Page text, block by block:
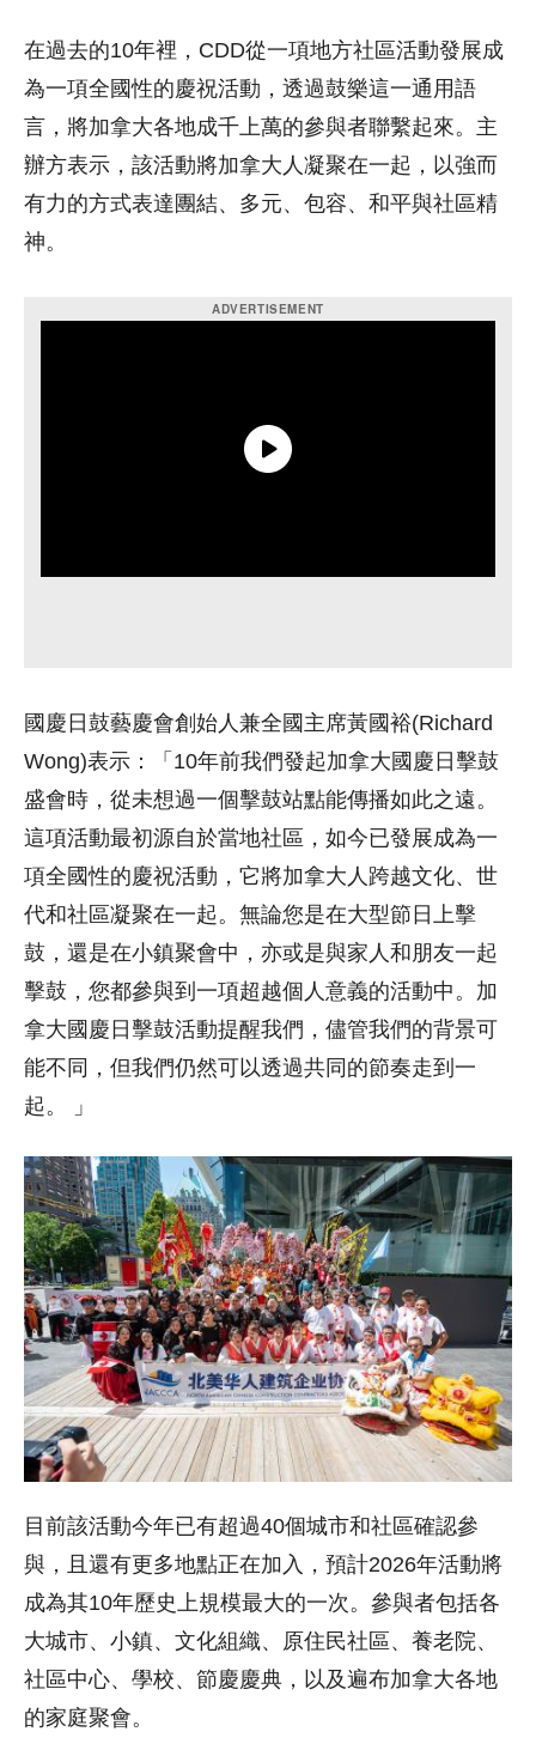
在過去的10年裡，CDD從一項地方社區活動發展成
為一項全國性的慶祝活動，透過鼓樂這一通用語
言，將加拿大各地成千上萬的參與者聯繫起來。主
辦方表示，該活動將加拿大人凝聚在一起，以強而
有力的方式表達團結、多元、包容、和平與社區精
神。
國慶日鼓藝慶會創始人兼全國主席黃國裕(Richard
Wong)表示：「10年前我們發起加拿大國慶日擊鼓
盛會時，從未想過一個擊鼓站點能傳播如此之遠。
這項活動最初源自於當地社區，如今已發展成為一
項全國性的慶祝活動，它將加拿大人跨越文化、世
代和社區凝聚在一起。無論您是在大型節日上擊
鼓，還是在小鎮聚會中，亦或是與家人和朋友一起
擊鼓，您都參與到一項超越個人意義的活動中。加
拿大國慶日擊鼓活動提醒我們，儘管我們的背景可
能不同，但我們仍然可以透過共同的節奏走到一
起。 」
目前該活動今年已有超過40個城市和社區確認參
與，且還有更多地點正在加入，預計2026年活動將
成為其10年歷史上規模最大的一次。參與者包括各
大城市、小鎮、文化組織、原住民社區、養老院、
社區中心、學校、節慶慶典，以及遍布加拿大各地
的家庭聚會。